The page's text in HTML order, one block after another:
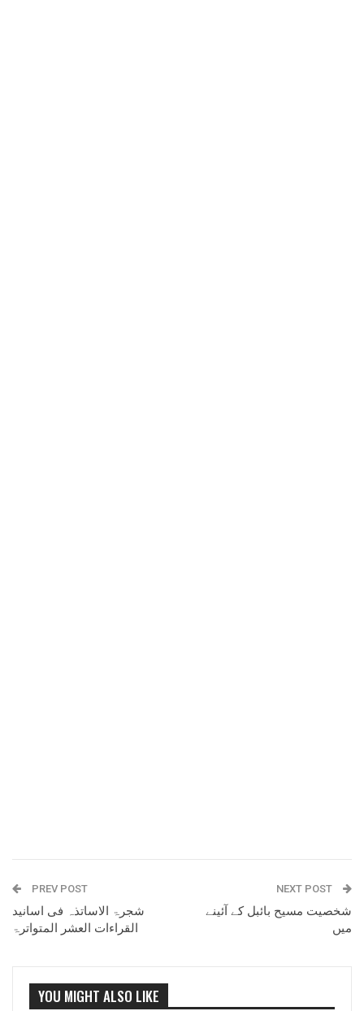
PREV POST
شجرۃ الاساتذہ فی اسانید
القراءات العشر المتواترۃ
NEXT POST
شخصیت مسیح بائبل کے آئینے
میں
YOU MIGHT ALSO LIKE